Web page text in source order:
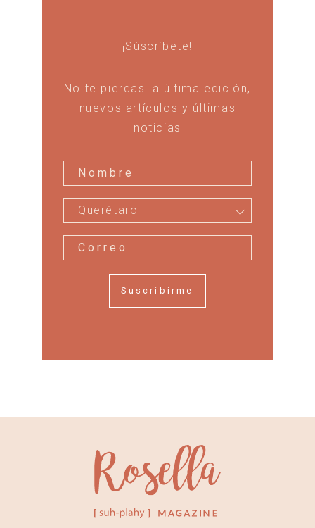
¡Súscríbete!
No te pierdas la última edición,
nuevos artículos y últimas
noticias
Querétaro
Suscribirme